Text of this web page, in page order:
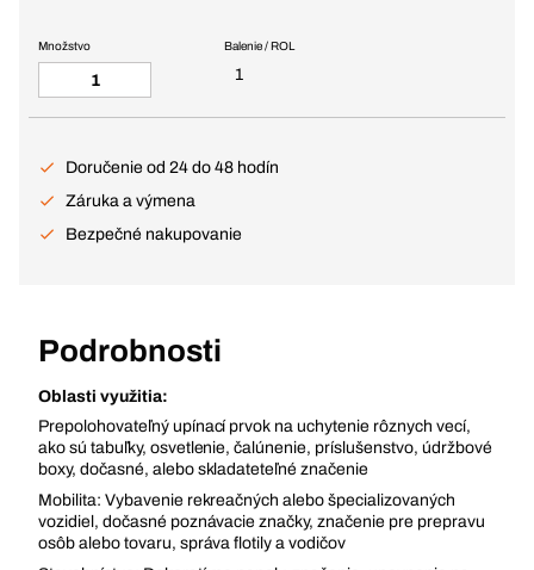
Balenie / ROL
1
Množstvo
Doručenie od 24 do 48 hodín
Záruka a výmena
Bezpečné nakupovanie
Podrobnosti
Oblasti využitia:
Prepolohovateľný upínací prvok na uchytenie rôznych vecí,
ako sú tabuľky, osvetlenie, čalúnenie, príslušenstvo, údržbové
boxy, dočasné, alebo skladateteľné značenie
Mobilita: Vybavenie rekreačných alebo špecializovaných
vozidiel, dočasné poznávacie značky, značenie pre prepravu
osôb alebo tovaru, správa flotily a vodičov